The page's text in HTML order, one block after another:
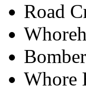
Road
Bomber
Whore